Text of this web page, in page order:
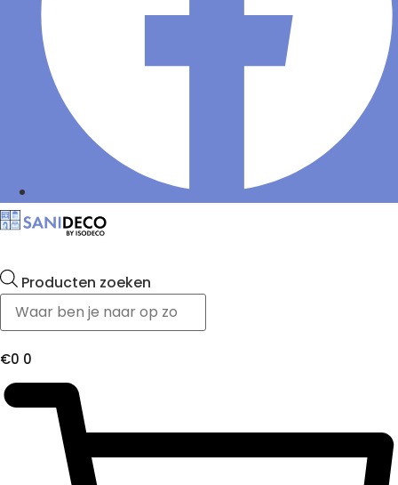
Producten zoeken
€0 0